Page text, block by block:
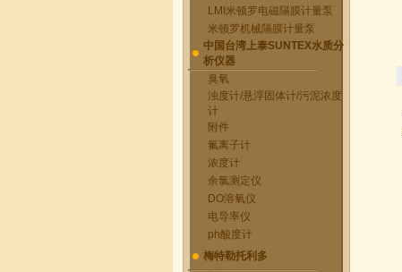
LMI米顿罗电磁隔膜计量泵
米顿罗机械隔膜计量泵
中国台湾上泰SUNTEX水质分
析仪器
臭氧
浊度计/悬浮固体计/污泥浓度
计
附件
氟离子计
浓度计
余氯测定仪
DO溶氧仪
电导率仪
ph酸度计
梅特勒托利多